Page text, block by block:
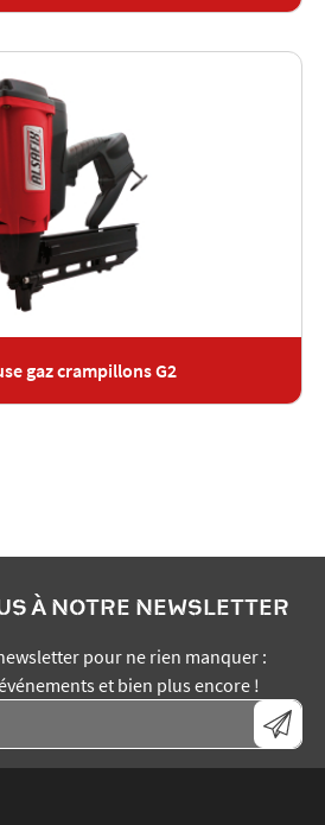
gaz crampillons G2
À NOTRE NEWSLETTER
pour ne rien manquer :
et bien plus encore !